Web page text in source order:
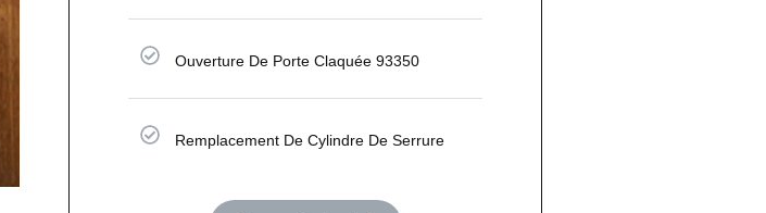
Ouverture De Porte Claquée 93350
Remplacement De Cylindre De Serrure